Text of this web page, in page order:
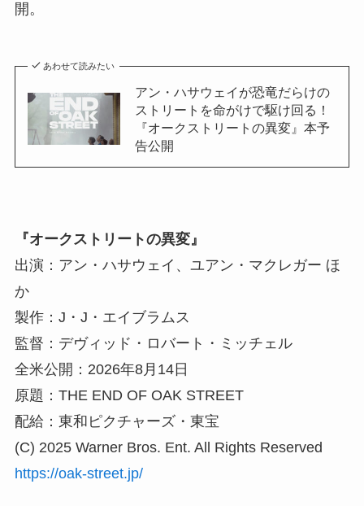
開。
あわせて読みたい
アン・ハサウェイが恐竜だらけの
ストリートを命がけで駆け回る！
『オークストリートの異変』本予
告公開
『オークストリートの異変』
出演：アン・ハサウェイ、ユアン・マクレガー ほ
か
製作：J・J・エイブラムス
監督：デヴィッド・ロバート・ミッチェル
全米公開：2026年8月14日
原題：THE END OF OAK STREET
配給：東和ピクチャーズ・東宝
(C) 2025 Warner Bros. Ent. All Rights Reserved
https://oak-street.jp/